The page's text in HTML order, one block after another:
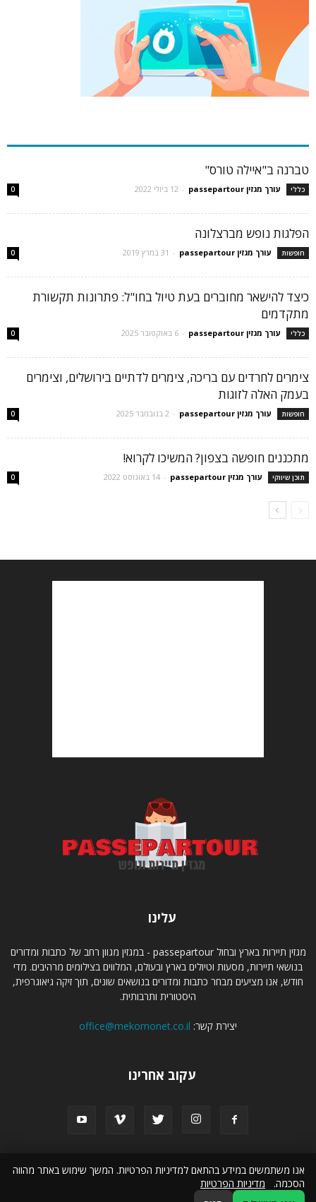
טברנה ב"איילה טורס"
כללי עורך מגזין passepartour - 12 ביולי 2022 0
הפלגות נופש מברצלונה
חופשות עורך מגזין passepartour - 31 במרץ 2019 0
כיצד להישאר מחוברים בעת טיול בחו"ל: פתרונות תקשורת
מתקדמים
כללי עורך מגזין passepartour - 6 באוקטובר 2025 0
צימרים לחרדים עם בריכה, צימרים לדתיים בירושלים, וצימרים
בעמק האלה לזוגות
חופשות עורך מגזין passepartour - 2 בנובמבר 2025 0
מתכננים חופשה בצפון? המשיכו לקרוא!
תוכן שיווקי עורך מגזין passepartour - 14 באוגוסט 2022 0
עלינו
מגזין תיירות בארץ ובחול passepartour - במגזין מגוון רחב של כתבות ומדורים
בנושאי תיירות, מסעות וטיולים בארץ ובעולם, המלווים בצילומים מרהיבים. מדי
חודש, אנו מציעים מבחר כתבות ומדורים בנושאים שונים, תוך זיקה גיאוגרפית,
היסטורית ותרבותית.
יצירת קשר: office@mekomonet.co.il
עקוב אחרינו
תמיכה פרסמו אצלנו קבוצת מקומונט מחפשים כותבים
טיול לסלוניקי
טיול מאורגן למרוקו
אנו משתמשים במידע בהתאם למדיניות הפרטיות. המשך שימוש באתר מהווה
הסכמה. מדיניות הפרטיות